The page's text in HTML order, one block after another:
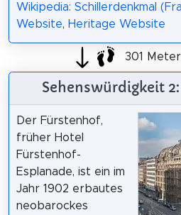
Wikipedia: Schillerdenkmal
Website, Heritage Website
301
Sehenswürdigkeit
Der Fürstenhof,
früher Hotel
Fürstenhof-
Esplanade, ist ein im
Jahr 1902 erbautes
neobarockes